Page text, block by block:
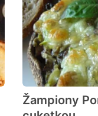
Žampiony